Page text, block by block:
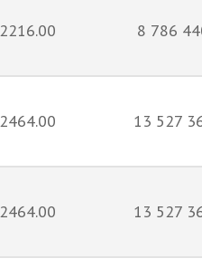
2216.00 8 786
2464.00 13 527
2464.00 13 527